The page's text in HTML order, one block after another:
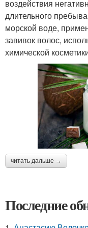
воздействия
длительного
морской воде,
завивок волос,
химической
читать дальше →
Последние